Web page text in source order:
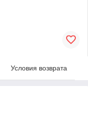
Условия возврата